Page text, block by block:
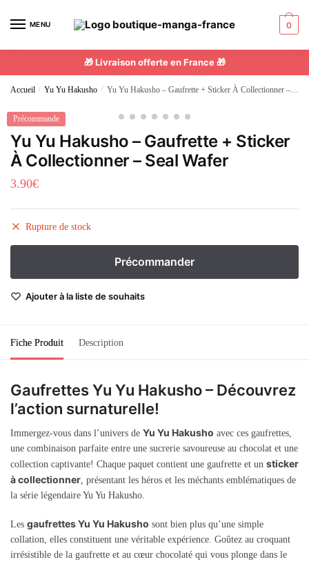
MENU 0
🎁 Livraison offerte en France 🎁
Accueil / Yu Yu Hakusho / Yu Yu Hakusho – Gaufrette + Sticker À Collectionner – Seal Wafer
Précommande
Yu Yu Hakusho – Gaufrette + Sticker
À Collectionner – Seal Wafer
3.90€
Rupture de stock
Ajouter à la liste de souhaits
Fiche Produit Description
Gaufrettes Yu Yu Hakusho – Découvrez
l’action surnaturelle!
Immergez-vous dans l’univers de Yu Yu Hakusho avec ces gaufrettes,
une combinaison parfaite entre une sucrerie savoureuse au chocolat et une
collection captivante! Chaque paquet contient une gaufrette et un sticker
à collectionner , présentant les héros et les méchants emblématiques de
la série légendaire Yu Yu Hakusho.
Les gaufrettes Yu Yu Hakusho sont bien plus qu’une simple
collation, elles constituent une véritable expérience. Goûtez au croquant
irrésistible de la gaufrette et au cœur chocolaté qui vous plonge dans le